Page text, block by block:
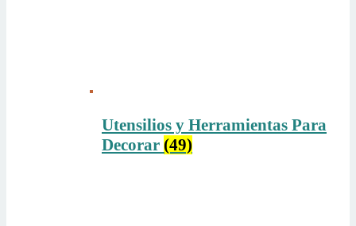
Utensilios y Herramientas Para
Decorar (49)